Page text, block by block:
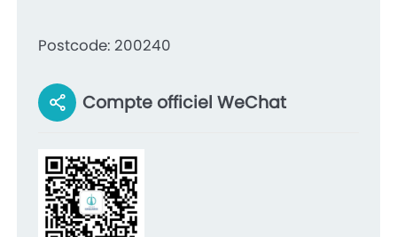
Postcode: 200240
Compte officiel WeChat